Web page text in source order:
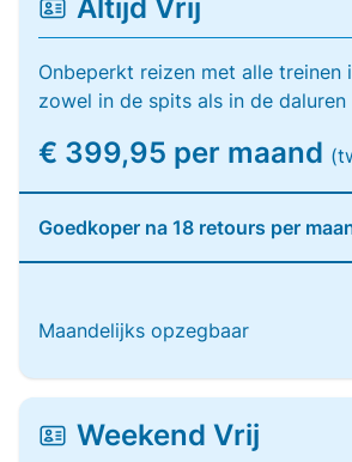
Altijd Vrij
Onbeperkt reizen met alle treinen
zowel in de spits als in de daluren
€ 399,95 per maand
Goedkoper na 18 retours per
Maandelijks opzegbaar
Weekend Vrij